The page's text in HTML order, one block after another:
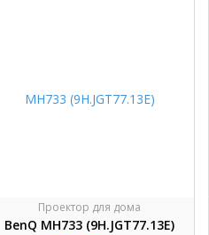
Проектор для дома
BenQ MH733 (9H.JGT77.13E)